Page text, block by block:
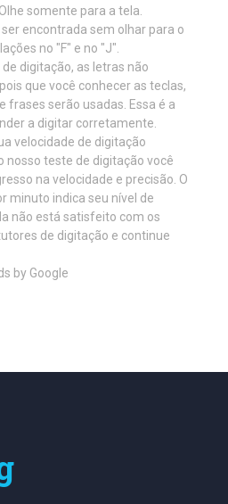
somente para a tela.
encontrada sem olhar para o
no "F" e no "J".
digitação, as letras não
que você conhecer as teclas,
frases serão usadas. Essa é a
a digitar corretamente.
velocidade de digitação
nosso teste de digitação você
na velocidade e precisão. O
minuto indica seu nível de
não está satisfeito com os
de digitação e continue
by Google